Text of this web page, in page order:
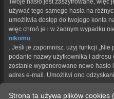
Strona ta używa plików cookies
Twoje hasło jest zaszyfrowane,
używać tego samego hasła na
umożliwia dostęp do twojego konta
więc chroń je i w żadnym wypadku
nikomu
. Jeśli je zapomnisz, użyj funkcji „Nie
podanie nazwy użytkownika i adresu
zostanie wygenerowane nowe hasło
adres e-mail. Umożliwi ono